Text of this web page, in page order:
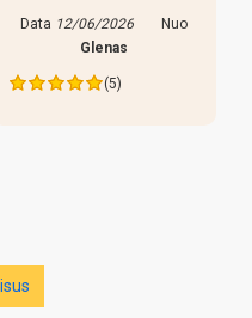
reguliuojamso kojeles geras
dalykas, stalas nekliba. Bet
lazdos prastos, liaudiskai